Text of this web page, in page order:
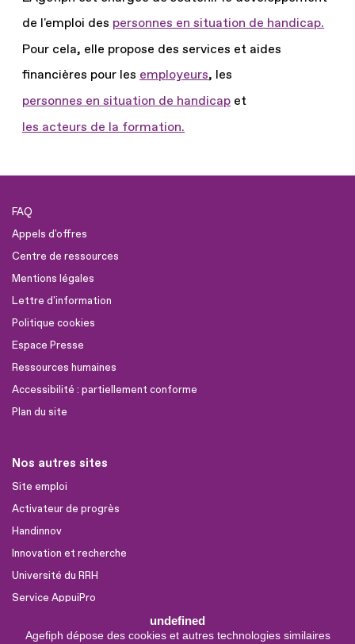
undefined
Agefiph dépose des cookies et autres technologies similaires
de l'emploi des personnes en situation de handicap.
Pour cela, elle propose des services et aides
financières pour les employeurs, les
personnes en situation de handicap et
les acteurs de la formation.
FAQ
Appels d'offres
Centre de ressources
Mentions légales
Lettre d'information
Politique cookies
Espace Presse
Ressources humaines
Accessibilité : partiellement conforme
Plan du site
Nos autres sites
Site emploi
Activateur de progrès
Handinnov
Innovation et recherche
Université du RRH
Service AppuiPro
Nous suivre